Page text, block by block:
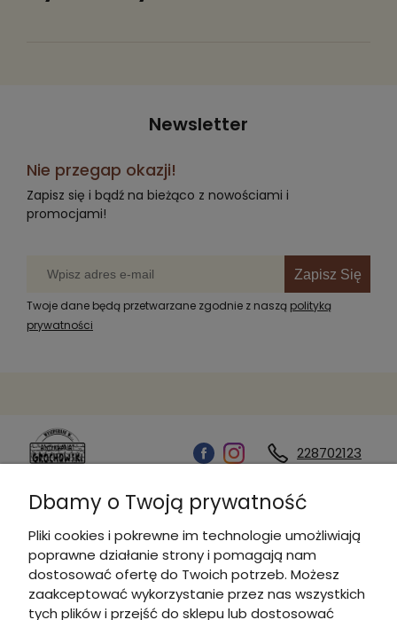
Newsletter
Nie przegap okazji!
Zapisz się i bądź na bieżąco z nowościami i
promocjami!
Zapisz Się
Twoje dane będą przetwarzane zgodnie z naszą polityką
prywatności
228702123
Kontakt
Informacje
Dbamy o Twoją prywatność
Pliki cookies i pokrewne im technologie umożliwiają
poprawne działanie strony i pomagają nam
dostosować ofertę do Twoich potrzeb. Możesz
zaakceptować wykorzystanie przez nas wszystkich
tych plików i przejść do sklepu lub dostosować